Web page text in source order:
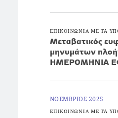
ΕΠΙΚΟΙΝΩΝΙΑ ΜΕ ΤΑ
Μεταβατικός
μηνυμάτων
ΗΜΕΡΟΜΗΝΙΑ
ΝΟΕΜΒΡΙΟΣ 2025
ΕΠΙΚΟΙΝΩΝΙΑ ΜΕ ΤΑ